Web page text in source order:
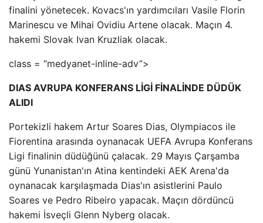
finalini yönetecek. Kovacs'ın yardımcıları Vasile Florin
Marinescu ve Mihai Ovidiu Artene olacak. Maçın 4.
hakemi Slovak Ivan Kruzliak olacak.
class = “medyanet-inline-adv”>
DIAS AVRUPA KONFERANS LİGİ FİNALİNDE DÜDÜK
ALIDI
Portekizli hakem Artur Soares Dias, Olympiacos ile
Fiorentina arasında oynanacak UEFA Avrupa Konferans
Ligi finalinin düdüğünü çalacak. 29 Mayıs Çarşamba
günü Yunanistan'ın Atina kentindeki AEK Arena'da
oynanacak karşılaşmada Dias'ın asistlerini Paulo
Soares ve Pedro Ribeiro yapacak. Maçın dördüncü
hakemi İsveçli Glenn Nyberg olacak.